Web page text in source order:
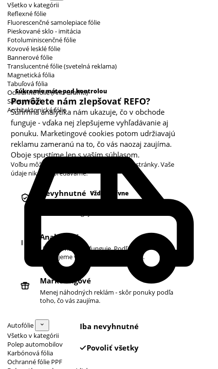
Všetko v kategórii
Reflexné fólie
Fluorescenčné samolepiace fólie
Pieskované sklo - imitácia
Fotoluminiscenčné fólie
Kovové lesklé fólie
Bannerové fólie
Translucentné fólie (svetelná reklama)
Magnetická fólia
Tabuľová fólia
Ochranné fólie (Anti Graffiti)
Safety Vinyl
Architektonické fólie
Autofólie
Všetko v kategórii
Polep automobilov
Karbónová fólia
Ochranné fólie PPF
Súkromie máte pod kontrolou
Pomôžete nám zlepšovať REFO?
Súhrnná analytika nám ukazuje, čo v obchode
funguje - vďaka nej zlepšujeme vyhľadávanie aj
ponuku. Marketingové cookies potom udržiavajú
reklamu zameranú na to, čo vás naozaj zaujíma.
Oboje spustíme len s vaším súhlasom.
Voľbu môžete kedykoľvek zmeniť v pätičke stránky. Vaše
údaje nikdy nepredávame.
Kategórie cookies
Nevyhnutné Vždy aktívne
Analytické
Ukazujú nám, čo funguje. Podľa toho
zlepšujeme vyhľadávanie aj ponuku.
Marketingové
Menej náhodných reklám - skôr ponuky podľa
toho, čo vás zaujíma.
Iba nevyhnutné
Povoliť všetky